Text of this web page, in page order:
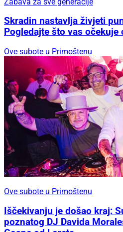
Skradin nastavlja živjeti
Pogledajte što vas očekuje
Ove subote u Primoštenu
Ove subote u Primoštenu
Iščekivanju je došao kraj:
poznatog DJ Davida